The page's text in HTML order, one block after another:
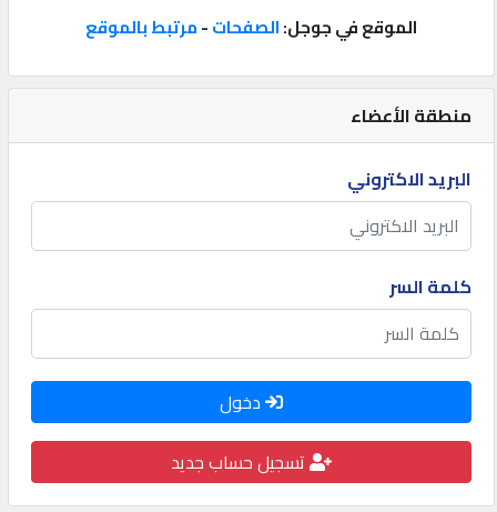
إعلانات
المنتدى
كيو
مزاد
كيو
نمبر
كارز
منطقة الأعضاء
البريد الاكتروني
كلمة السر
دخول
تسجيل حساب جديد
الموقع في جوجل:الصفحات-مرتبط بالموقع